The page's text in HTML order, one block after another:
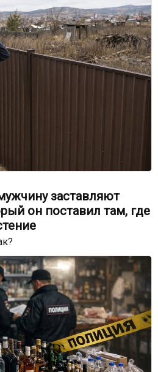
заставляют
он поставил там, где